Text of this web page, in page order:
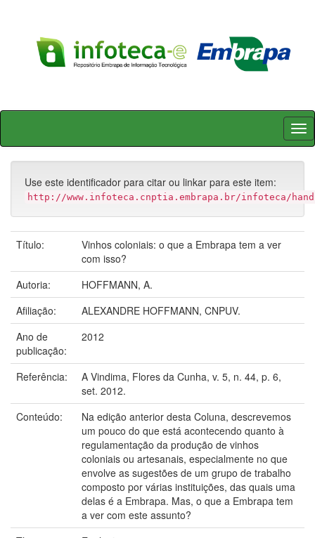
Skip
Use este identificador para citar ou linkar para este item:
http://www.infoteca.cnptia.embrapa.br/infoteca/
Título:
Vinhos coloniais: o que a Embrapa tem a ver
com isso?
Autoria:
HOFFMANN, A.
Afiliação:
ALEXANDRE HOFFMANN, CNPUV.
Ano de
publicação:
2012
Referência:
A Vindima, Flores da Cunha, v. 5, n. 44, p. 6,
set. 2012.
Conteúdo:
Na edição anterior desta Coluna, descrevemos
um pouco do que está acontecendo quanto à
regulamentação da produção de vinhos
coloniais ou artesanais, especialmente no que
envolve as sugestões de um grupo de trabalho
composto por várias instituições, das quais uma
delas é a Embrapa. Mas, o que a Embrapa tem
a ver com este assunto?